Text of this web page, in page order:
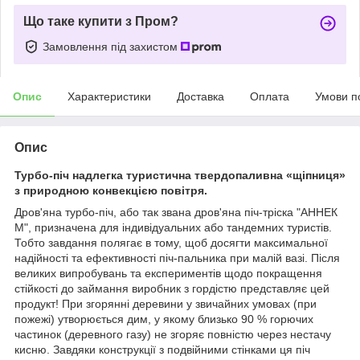
Що таке купити з Пром?
Замовлення під захистом
Опис Характеристики Доставка Оплата Умови
Опис
Турбо-піч надлегка туристична твердопаливна «щіпниця»
з природною конвекцією повітря.
Дров'яна турбо-піч, або так звана дров'яна піч-тріска "АННЕК
M", призначена для індивідуальних або тандемних туристів.
Тобто завдання полягає в тому, щоб досягти максимальної
надійності та ефективності піч-пальника при малій вазі. Після
великих випробувань та експериментів щодо покращення
стійкості до займання виробник з гордістю представляє цей
продукт! При згорянні деревини у звичайних умовах (при
пожежі) утворюється дим, у якому близько 90 % горючих
частинок (деревного газу) не згоряє повністю через нестачу
кисню. Завдяки конструкції з подвійними стінками ця піч